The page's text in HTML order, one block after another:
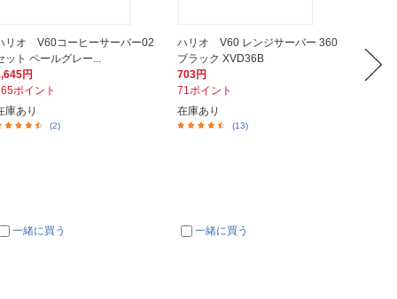
リオ V60コーヒーサーバー02
ット ペールグレー...
円
ポイント
庫あり
(2)
一緒に買う
ハリオ V60 レンジサーバー 360
ブラック XVD36B
703円
71ポイント
在庫あり
(13)
一緒に買う
ブラ
762円